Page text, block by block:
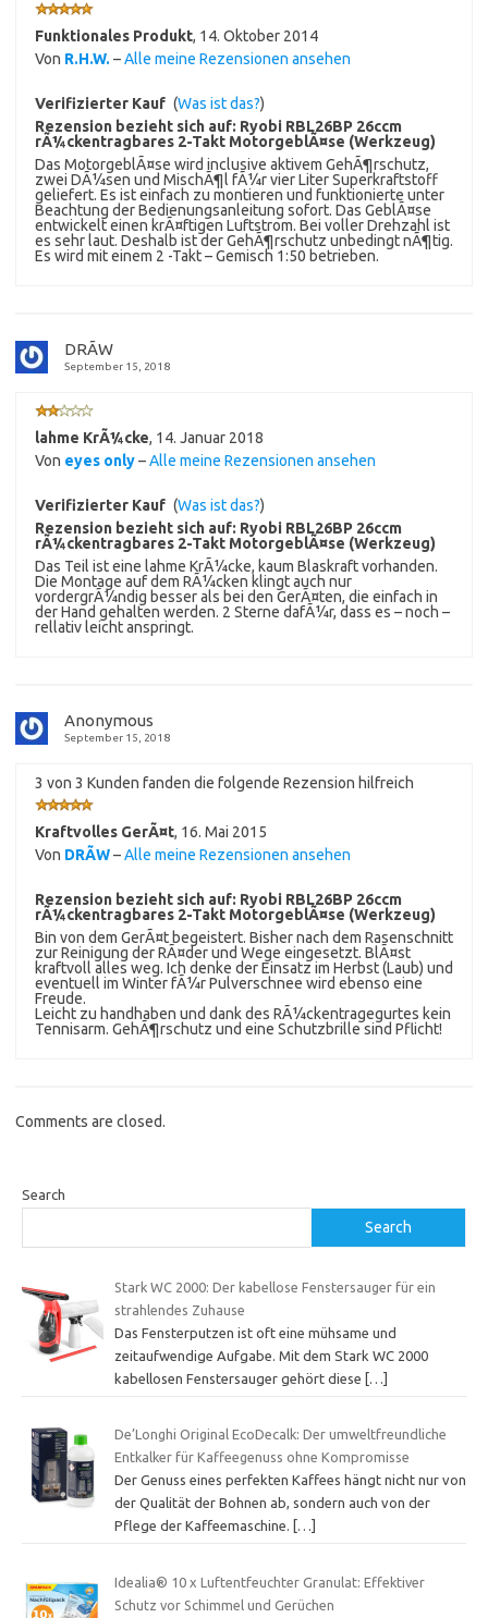
Funktionales Produkt, 14. Oktober 2014
Von R.H.W. –Alle meine Rezensionen ansehen
Verifizierter Kauf (Was ist das?)
Rezension bezieht sich auf: Ryobi RBL26BP 26ccm
rÃ¼ckentragbares 2-Takt MotorgeblÃ¤se (Werkzeug)
Das MotorgeblÃ¤se wird inclusive aktivem GehÃ¶rschutz,
zwei DÃ¼sen und MischÃ¶l fÃ¼r vier Liter Superkraftstoff
geliefert. Es ist einfach zu montieren und funktionierte unter
Beachtung der Bedienungsanleitung sofort. Das GeblÃ¤se
entwickelt einen krÃ¤ftigen Luftstrom. Bei voller Drehzahl ist
es sehr laut. Deshalb ist der GehÃ¶rschutz unbedingt nÃ¶tig.
Es wird mit einem 2 -Takt – Gemisch 1:50 betrieben.
DRÃW
September 15, 2018
lahme KrÃ¼cke, 14. Januar 2018
Von eyes only–Alle meine Rezensionen ansehen
Verifizierter Kauf (Was ist das?)
Rezension bezieht sich auf: Ryobi RBL26BP 26ccm
rÃ¼ckentragbares 2-Takt MotorgeblÃ¤se (Werkzeug)
Das Teil ist eine lahme KrÃ¼cke, kaum Blaskraft vorhanden.
Die Montage auf dem RÃ¼cken klingt auch nur
vordergrÃ¼ndig besser als bei den GerÃ¤ten, die einfach in
der Hand gehalten werden. 2 Sterne dafÃ¼r, dass es – noch –
rellativ leicht anspringt.
Anonymous
September 15, 2018
3 von 3 Kunden fanden die folgende Rezension hilfreich
Kraftvolles GerÃ¤t, 16. Mai 2015
Von DRÃW–Alle meine Rezensionen ansehen
Rezension bezieht sich auf: Ryobi RBL26BP 26ccm
rÃ¼ckentragbares 2-Takt MotorgeblÃ¤se (Werkzeug)
Bin von dem GerÃ¤t begeistert. Bisher nach dem Rasenschnitt
zur Reinigung der RÃ¤der und Wege eingesetzt. BlÃ¤st
kraftvoll alles weg. Ich denke der Einsatz im Herbst (Laub) und
eventuell im Winter fÃ¼r Pulverschnee wird ebenso eine
Freude.
Leicht zu handhaben und dank des RÃ¼ckentragegurtes kein
Tennisarm. GehÃ¶rschutz und eine Schutzbrille sind Pflicht!
Comments are closed.
Search
Search
Stark WC 2000: Der kabellose Fenstersauger für ein
strahlendes Zuhause
Das Fensterputzen ist oft eine mühsame und
zeitaufwendige Aufgabe. Mit dem Stark WC 2000
kabellosen Fenstersauger gehört diese
[…]
De’Longhi Original EcoDecalk: Der umweltfreundliche
Entkalker für Kaffeegenuss ohne Kompromisse
Der Genuss eines perfekten Kaffees hängt nicht nur von
der Qualität der Bohnen ab, sondern auch von der
Pflege der Kaffeemaschine.
[…]
Idealia® 10 x Luftentfeuchter Granulat: Effektiver
Schutz vor Schimmel und Gerüchen